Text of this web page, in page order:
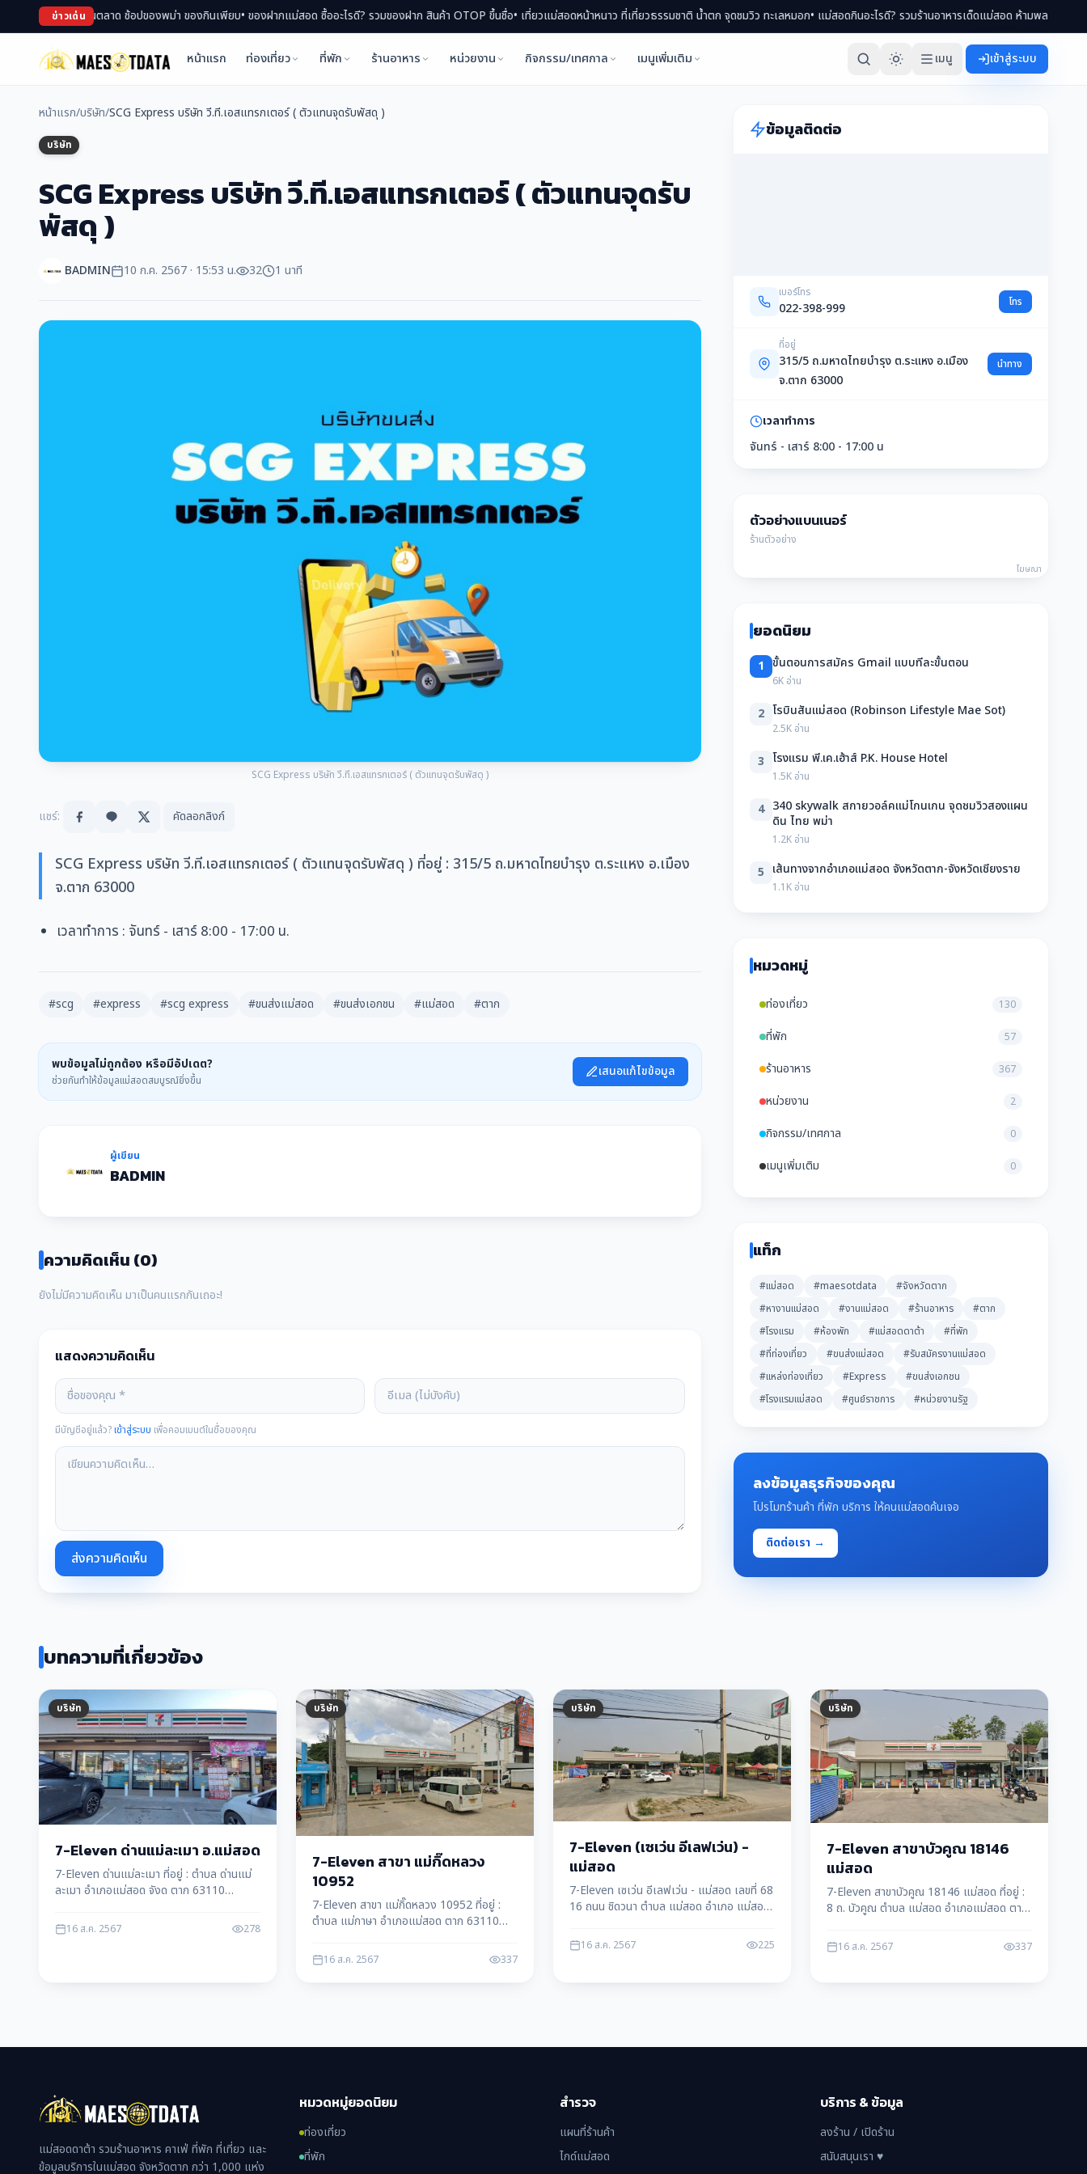
ข่าวเด่น
แม่สอด เดินตลาด ช้อปของพม่า ของกินเพียบ• ของฝากแม่สอด ซื้ออะไรดี? รวมของฝาก สินค้า OTOP ขึ้นชื่อ• เที่ยวแม่สอดหน้าหนาว ที่เที่ยวธรรมชาติ น้ำตก จุดชมวิว ทะเลหมอก• แม่สอดกินอะไรดี? รวมร้านอาหารเด็ดแม่สอด ห้ามพลาด 2569
หน้าแรก ท่องเที่ยว ที่พัก ร้านอาหาร หน่วยงาน กิจกรรม/เทศกาล เมนูเพิ่มเติม เมนู เข้าสู่ระบบ
หน้าแรก/บริษัท/SCG Express บริษัท วี.ที.เอสแทรกเตอร์ ( ตัวแทนจุดรับพัสดุ )
บริษัท
SCG Express บริษัท วี.ที.เอสแทรกเตอร์ ( ตัวแทนจุดรับ
พัสดุ )
BADMIN 10 ก.ค. 2567 · 15:53 น. 32 1 นาที
SCG Express บริษัท วี.ที.เอสแทรกเตอร์ ( ตัวแทนจุดรับพัสดุ )
แชร์: คัดลอกลิงก์
SCG Express บริษัท วี.ที.เอสแทรกเตอร์ ( ตัวแทนจุดรับพัสดุ ) ที่อยู่ : 315/5 ถ.มหาดไทยบำรุง ต.ระแหง อ.เมือง
จ.ตาก 63000
เวลาทำการ : จันทร์ - เสาร์ 8:00 - 17:00 น.
#scg #express #scg express #ขนส่งแม่สอด #ขนส่งเอกชน #แม่สอด #ตาก
พบข้อมูลไม่ถูกต้อง หรือมีอัปเดต?
ช่วยกันทำให้ข้อมูลแม่สอดสมบูรณ์ยิ่งขึ้น
เสนอแก้ไขข้อมูล
ผู้เขียน
BADMIN
ความคิดเห็น (0)
ยังไม่มีความคิดเห็น มาเป็นคนแรกกันเถอะ!
แสดงความคิดเห็น
มีบัญชีอยู่แล้ว?เข้าสู่ระบบ เพื่อคอมเมนต์ในชื่อของคุณ
ส่งความคิดเห็น
ข้อมูลติดต่อ
เบอร์โทร
022-398-999 โทร
ที่อยู่
315/5 ถ.มหาดไทยบำรุง ต.ระแหง อ.เมือง
จ.ตาก 63000
นำทาง
เวลาทำการ
จันทร์ - เสาร์ 8:00 - 17:00 น
ตัวอย่างแบนเนอร์
ร้านตัวอย่าง
โฆษณา
ยอดนิยม
1 ขั้นตอนการสมัคร Gmail แบบทีละขั้นตอน
6K อ่าน
2 โรบินสันแม่สอด (Robinson Lifestyle Mae Sot)
2.5K อ่าน
3 โรงแรม พี.เค.เฮ้าส์ P.K. House Hotel
1.5K อ่าน
4 340 skywalk สกายวอล์คแม่โกนเกน จุดชมวิวสองแผน
ดิน ไทย พม่า
1.2K อ่าน
5 เส้นทางจากอำเภอแม่สอด จังหวัดตาก-จังหวัดเชียงราย
1.1K อ่าน
หมวดหมู่
ท่องเที่ยว 130
ที่พัก 57
ร้านอาหาร 367
หน่วยงาน 2
กิจกรรม/เทศกาล 0
เมนูเพิ่มเติม 0
แท็ก
#แม่สอด #maesotdata
#จังหวัดตาก
#หางานแม่สอด
#งานแม่สอด #ร้านอาหาร
#ตาก
#โรงแรม
#ห้องพัก #แม่สอดดาต้า
#ที่พัก
#ที่ท่องเที่ยว
#ขนส่งแม่สอด
#รับสมัครงานแม่สอด
#แหล่งท่องเที่ยว
#Express
#ขนส่งเอกชน
#โรงแรมแม่สอด
#ศูนย์ราชการ #หน่วยงานรัฐ
ลงข้อมูลธุรกิจของคุณ
โปรโมทร้านค้า ที่พัก บริการ ให้คนแม่สอดค้นเจอ
ติดต่อเรา →
บทความที่เกี่ยวข้อง
บริษัท
7-Eleven ด่านแม่ละเมา อ.แม่สอด
7-Eleven ด่านแม่ละเมา ที่อยู่ : ตำบล ด่านแม่
ละเมา อำเภอแม่สอด จังด ตาก 63110
16 ส.ค. 2567 278
บริษัท
7-Eleven สาขา แม่กิ๊ดหลวง
10952
7-Eleven สาขา แม่กิ๊ดหลวง 10952 ที่อยู่ :
ตำบล แม่กาษา อำเภอแม่สอด ตาก 63110
16 ส.ค. 2567 337
บริษัท
7-Eleven (เซเว่น อีเลฟเว่น) -
แม่สอด
7-Eleven เซเว่น อีเลฟเว่น - แม่สอด เลขที่ 68
16 ถนน ชิดวนา ตำบล แม่สอด อำเภอ แม่สอด
16 ส.ค. 2567 225
บริษัท
7-Eleven สาขาบัวคูณ 18146
แม่สอด
7-Eleven สาขาบัวคูณ 18146 แม่สอด ที่อยู่ :
8 ถ. บัวคูณ ตำบล แม่สอด อำเภอแม่สอด ตาก
16 ส.ค. 2567 337
แม่สอดดาต้า รวมร้านอาหาร คาเฟ่ ที่พัก ที่เที่ยว และ
ข้อมูลบริการในแม่สอด จังหวัดตาก กว่า 1,000 แห่ง
หมวดหมู่ยอดนิยม
ท่องเที่ยว
ที่พัก
สำรวจ
แผนที่ร้านค้า
ไกด์แม่สอด
บริการ & ข้อมูล
ลงร้าน / เปิดร้าน
สนับสนุนเรา ♥